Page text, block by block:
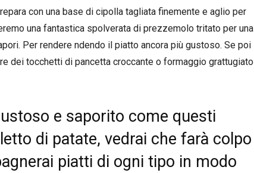
con una base di cipolla tagliata finemente e aglio per
una fantastica spolverata di prezzemolo tritato per una
Per rendere ndendo il piatto ancora più gustoso. Se poi
dei tocchetti di pancetta croccante o formaggio grattugiato
e saporito come questi
di patate, vedrai che farà colpo
piatti di ogni tipo in modo